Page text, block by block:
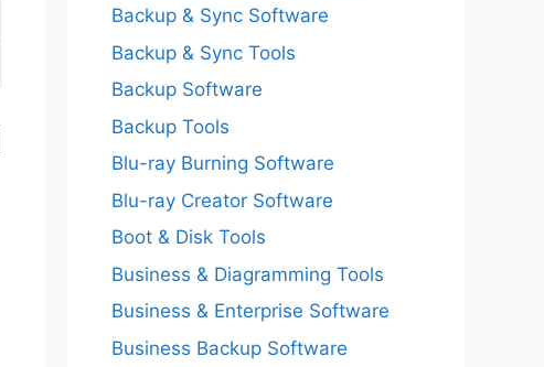
Backup & Sync Software
Backup & Sync Tools
Backup Software
Backup Tools
Blu-ray Burning Software
Blu-ray Creator Software
Boot & Disk Tools
Business & Diagramming Tools
Business & Enterprise Software
Business Backup Software